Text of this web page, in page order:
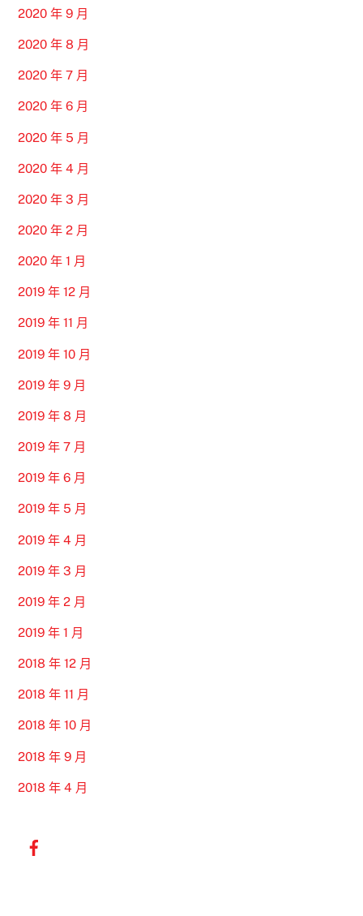
2020 年 9 月
2020 年 8 月
2020 年 7 月
2020 年 6 月
2020 年 5 月
2020 年 4 月
2020 年 3 月
2020 年 2 月
2020 年 1 月
2019 年 12 月
2019 年 11 月
2019 年 10 月
2019 年 9 月
2019 年 8 月
2019 年 7 月
2019 年 6 月
2019 年 5 月
2019 年 4 月
2019 年 3 月
2019 年 2 月
2019 年 1 月
2018 年 12 月
2018 年 11 月
2018 年 10 月
2018 年 9 月
2018 年 4 月